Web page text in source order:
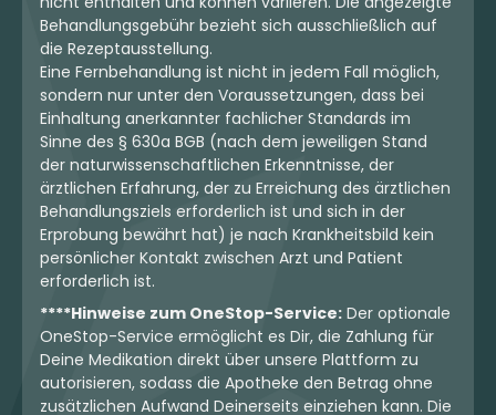
Behandlungsgebühr bezieht sich ausschließlich auf
die Rezeptausstellung.
Eine Fernbehandlung ist nicht in jedem Fall möglich,
sondern nur unter den Voraussetzungen, dass bei
Einhaltung anerkannter fachlicher Standards im
Sinne des § 630a BGB (nach dem jeweiligen Stand
der naturwissenschaftlichen Erkenntnisse, der
ärztlichen Erfahrung, der zu Erreichung des ärztlichen
Behandlungsziels erforderlich ist und sich in der
Erprobung bewährt hat) je nach Krankheitsbild kein
persönlicher Kontakt zwischen Arzt und Patient
erforderlich ist.
****Hinweise zum OneStop-Service: Der optionale
OneStop-Service ermöglicht es Dir, die Zahlung für
Deine Medikation direkt über unsere Plattform zu
autorisieren, sodass die Apotheke den Betrag ohne
zusätzlichen Aufwand Deinerseits einziehen kann. Die